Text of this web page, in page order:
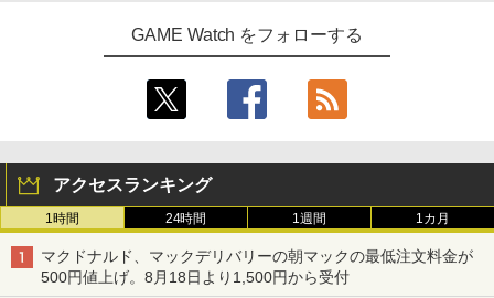
GAME Watch をフォローする
アクセスランキング
1時間 24時間 1週間 1カ月
マクドナルド、マックデリバリーの朝マックの最低注文料金が
500円値上げ。8月18日より1,500円から受付